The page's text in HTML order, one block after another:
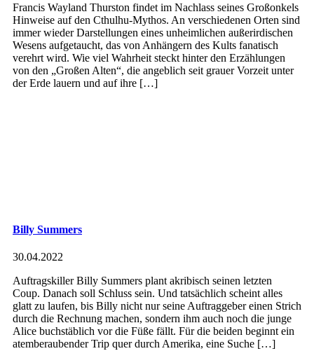
Francis Wayland Thurston findet im Nachlass seines Großonkels
Hinweise auf den Cthulhu-Mythos. An verschiedenen Orten sind
immer wieder Darstellungen eines unheimlichen außerirdischen
Wesens aufgetaucht, das von Anhängern des Kults fanatisch
verehrt wird. Wie viel Wahrheit steckt hinter den Erzählungen
von den „Großen Alten“, die angeblich seit grauer Vorzeit unter
der Erde lauern und auf ihre […]
Billy Summers
30.04.2022
Auftragskiller Billy Summers plant akribisch seinen letzten
Coup. Danach soll Schluss sein. Und tatsächlich scheint alles
glatt zu laufen, bis Billy nicht nur seine Auftraggeber einen Strich
durch die Rechnung machen, sondern ihm auch noch die junge
Alice buchstäblich vor die Füße fällt. Für die beiden beginnt ein
atemberaubender Trip quer durch Amerika, eine Suche […]